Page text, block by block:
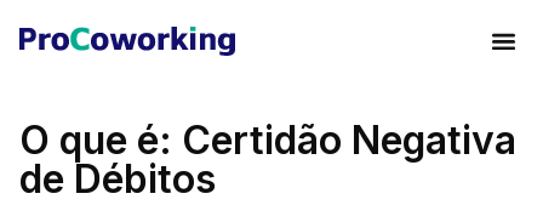
O que é: Certidão Negativa
de Débitos